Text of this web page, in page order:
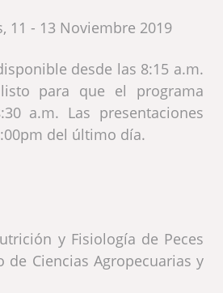
11 - 13 Noviembre 2019
desde las 8:15 a.m.
para que el programa
a.m. Las presentaciones
del último día.
y Fisiología de Peces
de Ciencias Agropecuarias y